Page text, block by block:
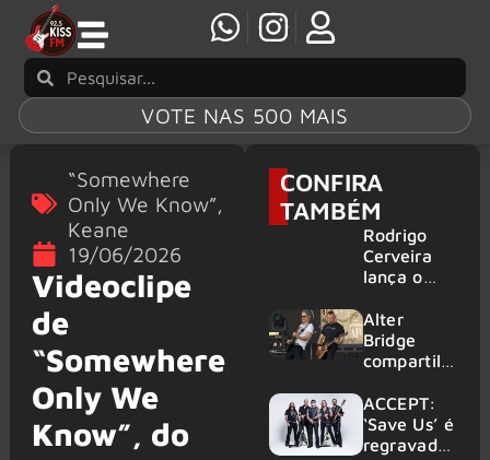
VOTE NAS 500 MAIS
“Somewhere
Only We Know”,
Keane
19/06/2026
Videoclipe
de
“Somewhere
Only We
Know”, do
CONFIRA
TAMBÉM
Rodrigo
Cerveira
lança o
Searcher”
Alter
Bridge
compartilh
vivo de
“Fortress”
gravada
ACCEPT:
‘Save Us’ é
regravada